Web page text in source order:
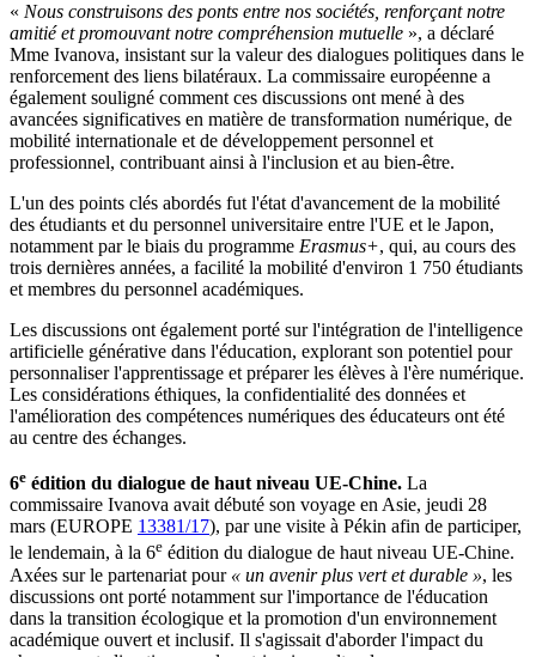
« Nous construisons des ponts entre nos sociétés, renforçant notre
amitié et promouvant notre compréhension mutuelle », a déclaré
Mme Ivanova, insistant sur la valeur des dialogues politiques dans le
renforcement des liens bilatéraux. La commissaire européenne a
également souligné comment ces discussions ont mené à des
avancées significatives en matière de transformation numérique, de
mobilité internationale et de développement personnel et
professionnel, contribuant ainsi à l'inclusion et au bien-être.
L'un des points clés abordés fut l'état d'avancement de la mobilité
des étudiants et du personnel universitaire entre l'UE et le Japon,
notamment par le biais du programme Erasmus+, qui, au cours des
trois dernières années, a facilité la mobilité d'environ 1 750 étudiants
et membres du personnel académiques.
Les discussions ont également porté sur l'intégration de l'intelligence
artificielle générative dans l'éducation, explorant son potentiel pour
personnaliser l'apprentissage et préparer les élèves à l'ère numérique.
Les considérations éthiques, la confidentialité des données et
l'amélioration des compétences numériques des éducateurs ont été
au centre des échanges.
6e édition du dialogue de haut niveau UE-Chine. La
commissaire Ivanova avait débuté son voyage en Asie, jeudi 28
mars (EUROPE 13381/17), par une visite à Pékin afin de participer,
le lendemain, à la 6e édition du dialogue de haut niveau UE-Chine.
Axées sur le partenariat pour « un avenir plus vert et durable », les
discussions ont porté notamment sur l'importance de l'éducation
dans la transition écologique et la promotion d'un environnement
académique ouvert et inclusif. Il s'agissait d'aborder l'impact du